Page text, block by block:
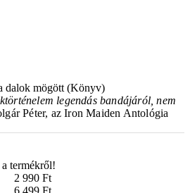
dalok mögött (Könyv)
legendás bandájáról, nem
Péter, az Iron Maiden Antológia
termékről!
2 990 Ft
6 499 Ft